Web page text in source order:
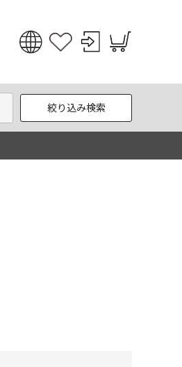
English
한국어
絞り込み検索